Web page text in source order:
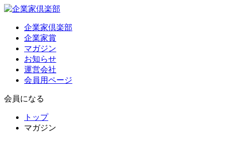
企業家倶楽部
企業家賞
マガジン
お知らせ
運営会社
会員用ページ
会員になる
トップ
マガジン